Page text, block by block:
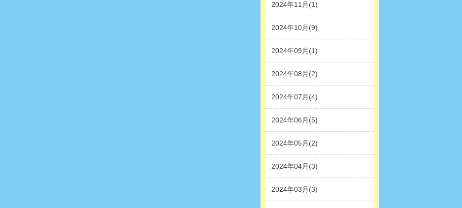
2024年11月(1)
2024年10月(9)
2024年09月(1)
2024年08月(2)
2024年07月(4)
2024年06月(5)
2024年05月(2)
2024年04月(3)
2024年03月(3)